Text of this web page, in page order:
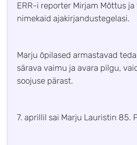
ERR-i reporter Mirjam Mõttus
nimekaid ajakirjandustegelasi.
Marju õpilased armastavad
särava vaimu ja avara pilgu,
soojuse pärast.
7. aprillil sai Marju Lauristin 85.